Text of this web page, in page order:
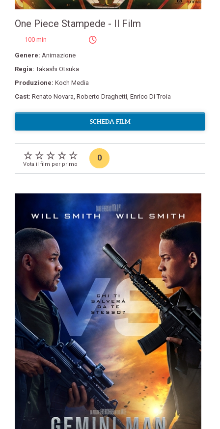
One Piece Stampede - Il Film
100 min
Genere: Animazione
Regia:Takashi Otsuka
Produzione: Koch Media
Cast: Renato Novara Roberto Draghetti Enrico Di Troia
SCHEDA FILM
Vota il film per primo
0